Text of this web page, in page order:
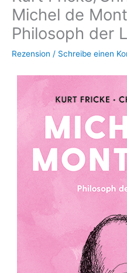
Michel de
Philosoph der
Rezension / Schreibe einen